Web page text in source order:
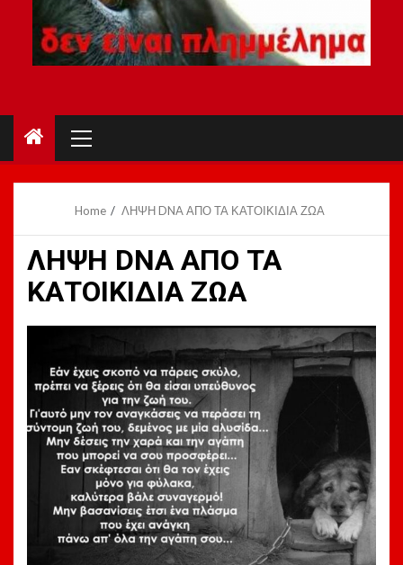
Menu
Home ΛΗΨΗ DNA ΑΠΟ ΤΑ ΚΑΤΟΙΚΙΔΙΑ ΖΩΑ
ΛΗΨΗ DNA ΑΠΟ ΤΑ
ΚΑΤΟΙΚΙΔΙΑ ΖΩΑ